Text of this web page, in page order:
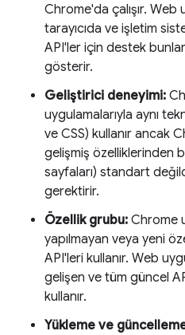
Chrome'da çalışır. Web
tarayıcıda ve işletim
API'ler için destek
gösterir.
Geliştirici deneyimi:
uygulamalarıyla aynı
ve CSS) kullanır ancak
gelişmiş özelliklerinden
sayfaları) standart
gerektirir.
Özellik grubu: Chrome
yapılmayan veya yeni
API'leri kullanır. Web
gelişen ve tüm güncel
kullanır.
Yükleme ve